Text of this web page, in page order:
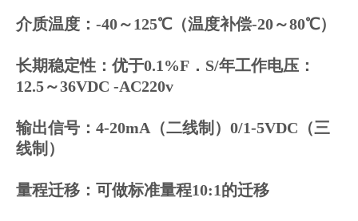
介质温度：-40～125℃（温度补偿-20～80℃）
长期稳定性：优于0.1%F．S/年工作电压：
12.5～36VDC -AC220v
输出信号：4-20mA（二线制）0/1-5VDC（三
线制）
量程迁移：可做标准量程10:1的迁移